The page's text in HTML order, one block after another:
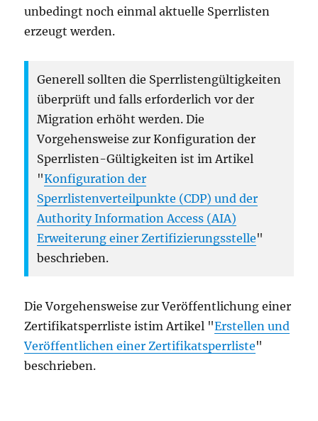
unbedingt noch einmal aktuelle Sperrlisten
erzeugt werden.
Generell sollten die Sperrlistengültigkeiten
überprüft und falls erforderlich vor der
Migration erhöht werden. Die
Vorgehensweise zur Konfiguration der
Sperrlisten-Gültigkeiten ist im Artikel
"Konfiguration der
Sperrlistenverteilpunkte (CDP) und der
Authority Information Access (AIA)
Erweiterung einer Zertifizierungsstelle"
beschrieben.
Die Vorgehensweise zur Veröffentlichung einer
Zertifikatsperrliste istim Artikel "Erstellen und
Veröffentlichen einer Zertifikatsperrliste"
beschrieben.